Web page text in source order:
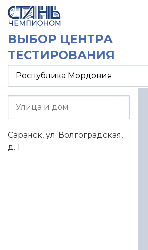
ВЫБОР ЦЕНТРА
ТЕСТИРОВАНИЯ
Саранск, ул. Волгоградская,
д. 1